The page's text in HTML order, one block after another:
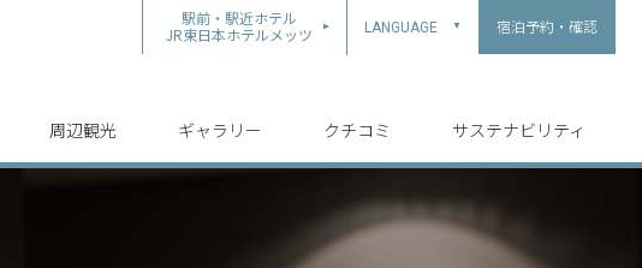
駅前・駅近ホテル
JR東日本ホテルメッツ
LANGUAGE ▲ 宿泊予約・確認
周辺観光 ギャラリー クチコミ サステナビリティ